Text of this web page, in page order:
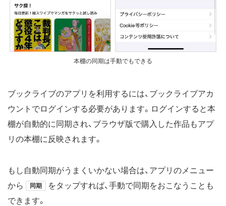
本棚の同期は手動でもできる
ブックライブのアプリを利用するには、ブックライブアカ
ウントでログインする必要があります。ログインすると本
棚が自動的に同期され、ブラウザ版で購入した作品もアプ
リの本棚に反映されます。
もし自動同期がうまくいかない場合は、アプリのメニュー
から
同期
をタップすれば、手動で同期をおこなうことも
できます。